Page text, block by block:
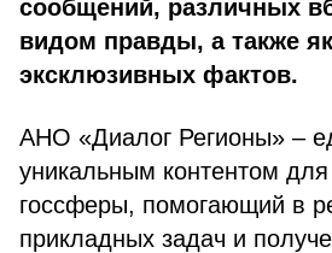
сообщений, различных
видом правды, а также
эксклюзивных фактов.
АНО «Диалог Регионы» –
уникальным контентом для
госсферы, помогающий в
прикладных задач и